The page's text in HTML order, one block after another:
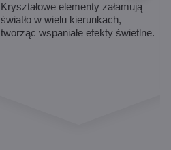
Kryształowe elementy załamują
światło w wielu kierunkach,
tworząc wspaniałe efekty świetlne.